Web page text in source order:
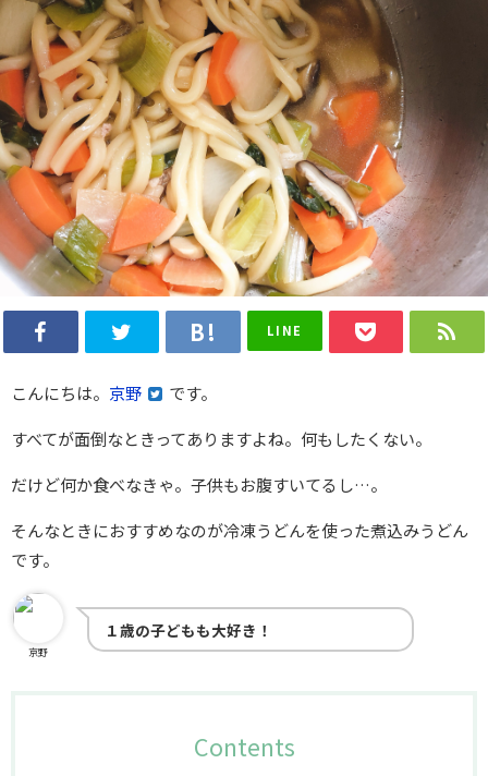
LINE
こんにちは。 京野
です。
すべてが面倒なときってありますよね。何もしたくない。
だけど何か食べなきゃ。子供もお腹すいてるし…。
そんなときにおすすめなのが冷凍うどんを使った煮込みうどん
です。
京野
１歳の子どもも大好き！
Contents